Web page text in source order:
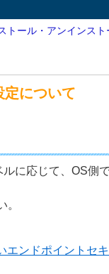
トール・アンインスト
定について
に応じて、OS側
ンドポイントセ